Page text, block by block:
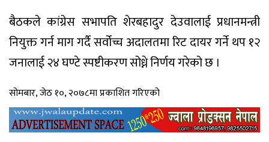
बैठकले कांग्रेस सभापति शेरबहादुर देउवालाई प्रधानमन्त्री
नियुक्त गर्न माग गर्दै सर्वोच्च अदालतमा रिट दायर गर्ने थप १२
जनालाई २४ घण्टे स्पष्टीकरण सोध्ने निर्णय गरेको छ ।
सोमबार, जेठ १०, २०७८मा प्रकाशित गरिएको